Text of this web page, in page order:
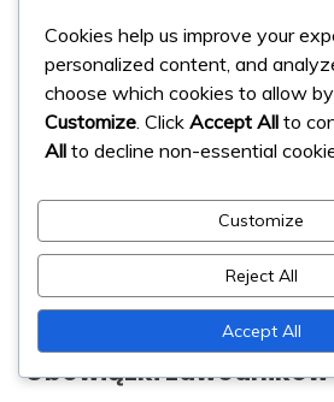
niespójności. Zrozumienie, jak
egzekwują te zasady, może pomóc
dostosować swoje strategie
tendencjami sędziów, ponieważ
informacji na temat tego, jak surowi
być w odniesieniu do niektórych
może stanowić taktyczną
Obowiązki zawodników
Cookies help us improve your
personalized content, and
choose which cookies to allow
Customize . Click Accept All to
All to decline non-essential
Customize
Reject All
Accept All